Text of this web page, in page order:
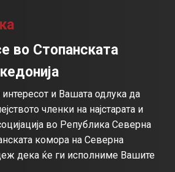
во Стопанската
и Вашата одлука да
членки на најстарата и
во Република Северна
комора на Северна
дека ќе ги исполниме Вашите